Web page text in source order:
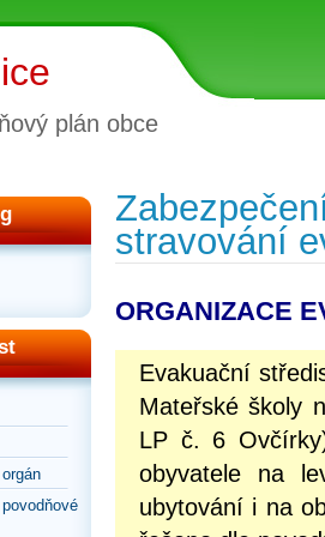
plán obce
stravování
ORGANIZACE
Evakuační
Mateřské školy
LP č. 6
obyvatele na
ubytování i na